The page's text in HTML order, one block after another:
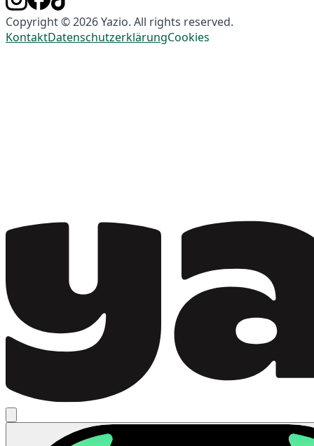
Copyright © 2026 Yazio. All rights reserved.
KontaktDatenschutzerklärungCookies